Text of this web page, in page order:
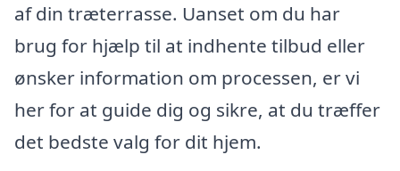
af din træterrasse. Uanset om du har
brug for hjælp til at indhente tilbud eller
ønsker information om processen, er vi
her for at guide dig og sikre, at du træffer
det bedste valg for dit hjem.